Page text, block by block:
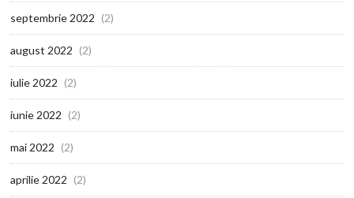
septembrie 2022 (2)
august 2022 (2)
iulie 2022 (2)
iunie 2022 (2)
mai 2022 (2)
aprilie 2022 (2)